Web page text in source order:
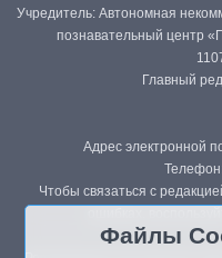
Учредитель: Автономная
познавательный центр
Главный
Адрес электронной
Чтобы связаться с
Файлы